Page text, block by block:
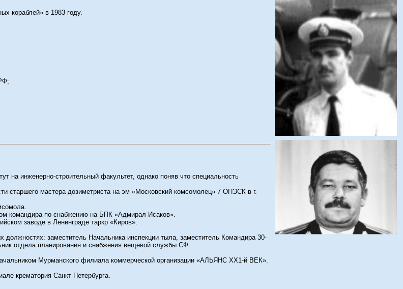
кораблей» в 1983 году.
на инженерно-строительный факультет, однако поняв что специальность
старшего мастера дозиметриста на эм «Московский комсомолец» 7 ОПЭСК в г.
командира по снабжению на БПК «Адмирал Исаков».
заводе в Ленинграде таркр «Киров».
заместитель Начальника инспекции тыла, заместитель Командира 30-
отдела планирования и снабжения вещевой службы СФ.
Мурманского филиала коммерческой организации «АЛЬЯНС ХХ1-й ВЕК».
крематория Санкт-Петербурга.